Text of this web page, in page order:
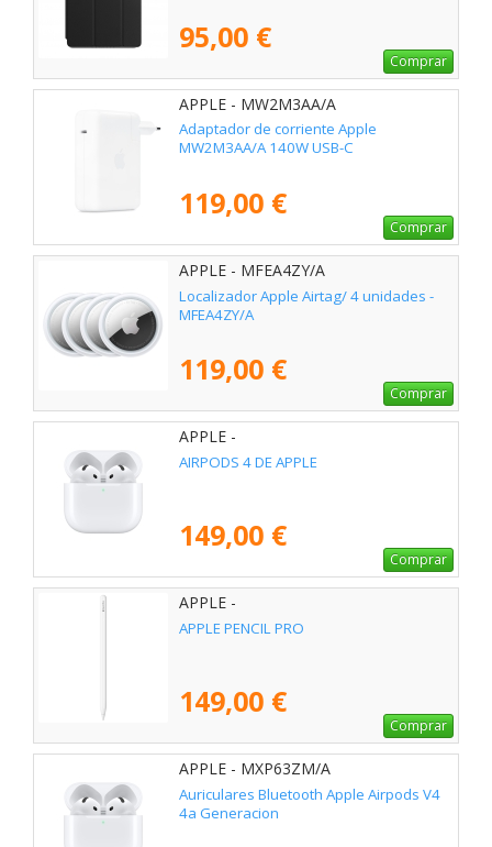
95,00 €
Comprar
APPLE - MW2M3AA/A
Adaptador de corriente Apple
MW2M3AA/A 140W USB-C
119,00 €
Comprar
APPLE - MFEA4ZY/A
Localizador Apple Airtag/ 4 unidades -
MFEA4ZY/A
119,00 €
Comprar
APPLE -
AIRPODS 4 DE APPLE
149,00 €
Comprar
APPLE -
APPLE PENCIL PRO
149,00 €
Comprar
APPLE - MXP63ZM/A
Auriculares Bluetooth Apple Airpods V4
4a Generacion